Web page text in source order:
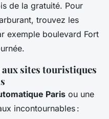
de la gratuité. Pour
trouvez les
exemple boulevard Fort
aux sites touristiques
Paris ou une
incontournables :